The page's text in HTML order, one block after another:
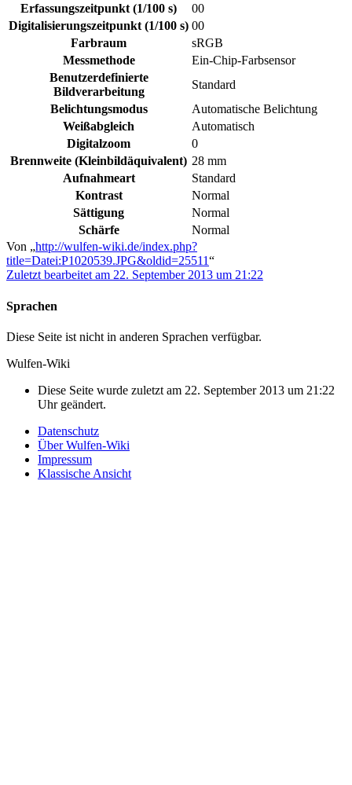
Erfassungszeitpunkt (1/100 s)
00
Digitalisierungszeitpunkt (1/100 s) 00
Farbraum
sRGB
Messmethode
Ein-Chip-Farbsensor
Benutzerdefinierte
Bildverarbeitung
Standard
Belichtungsmodus
Automatische Belichtung
Weißabgleich
Automatisch
Digitalzoom
0
Brennweite (Kleinbildäquivalent) 28 mm
Aufnahmeart
Standard
Kontrast
Normal
Sättigung
Normal
Schärfe
Normal
Von „http://wulfen-wiki.de/index.php?
title=Datei:P1020539.JPG&oldid=25511“
Zuletzt bearbeitet am 22. September 2013 um 21:22
Sprachen
Diese Seite ist nicht in anderen Sprachen verfügbar.
Wulfen-Wiki
Diese Seite wurde zuletzt am 22. September 2013 um 21:22
Uhr geändert.
Datenschutz
Über Wulfen-Wiki
Impressum
Klassische Ansicht